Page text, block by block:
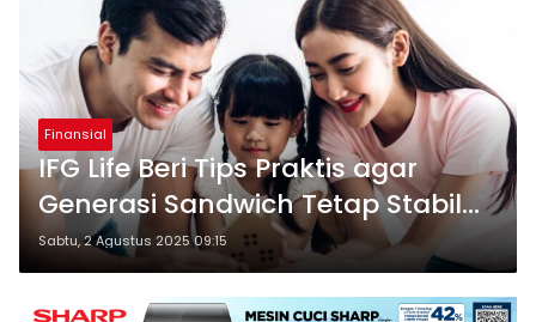
Finansial
IFG Life Beri Tips Praktis agar
Generasi Sandwich Tetap Stabil
Finansial
Sabtu, 2 Agustus 2025 09:15